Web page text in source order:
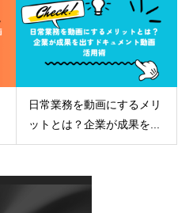
日常業務を動画にするメリ
ットとは？企業が成果を...